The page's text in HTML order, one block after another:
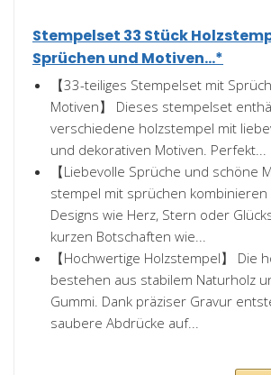
Stempelset 33 Stück
Sprüchen und Motiven...*
【33-teiliges Stempelset mit
Motiven】 Dieses stempelset
verschiedene holzstempel mit
und dekorativen Motiven. Perfekt...
【Liebevolle Sprüche und schöne
stempel mit sprüchen kombinieren
Designs wie Herz, Stern oder
kurzen Botschaften wie...
【Hochwertige Holzstempel】 Die
bestehen aus stabilem Naturholz
Gummi. Dank präziser Gravur
saubere Abdrücke auf...